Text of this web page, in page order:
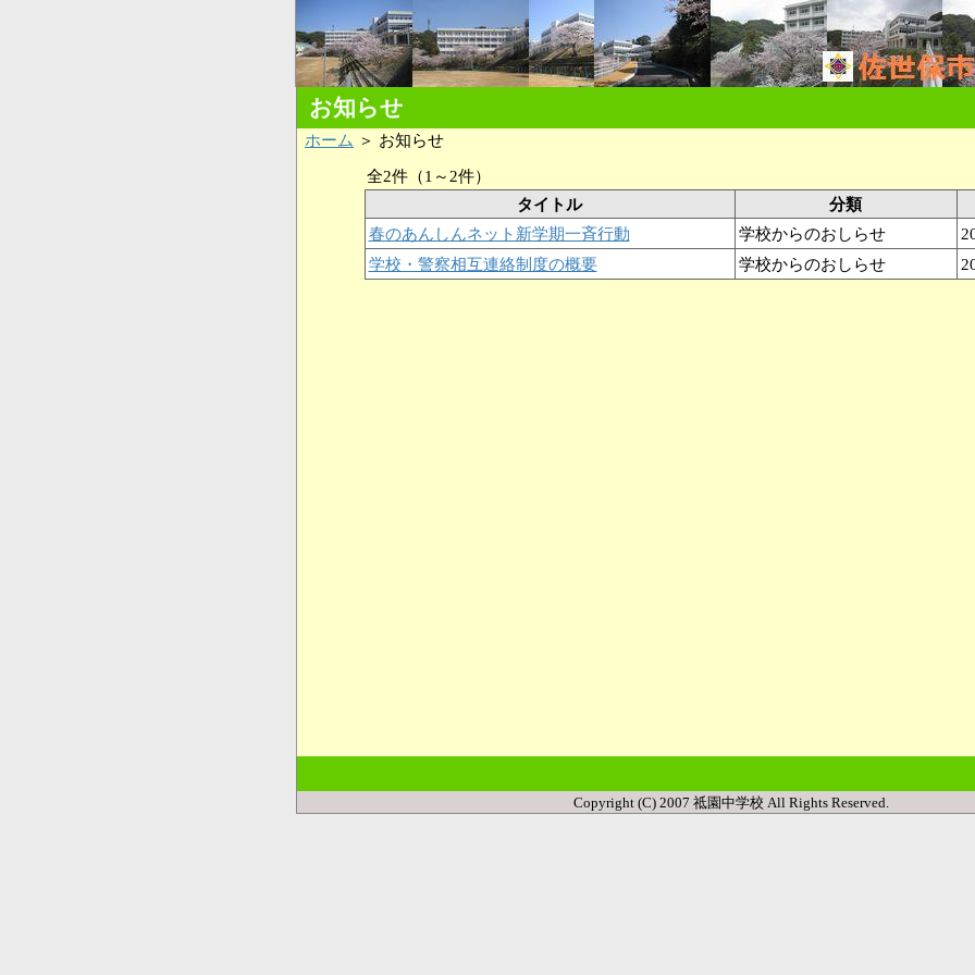
お知らせ
ホーム ＞ お知らせ
全2件（1～2件）
タイトル
分類
春のあんしんネット新学期一斉行動
学校からのおしらせ
学校・警察相互連絡制度の概要
学校からのおしらせ
Copyright (C) 2007 祗園中学校 All Rights Reserved.